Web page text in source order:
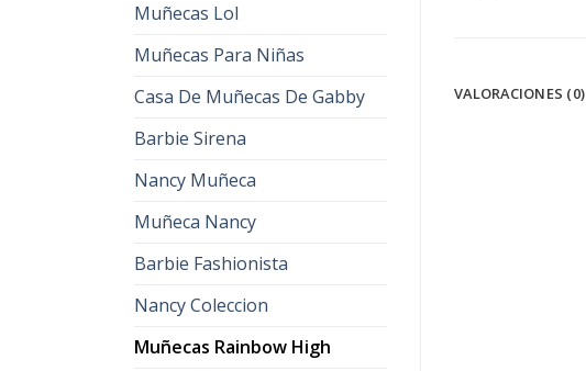
Muñecas Lol
Muñecas Para Niñas
Casa De Muñecas De Gabby
Barbie Sirena
Nancy Muñeca
Muñeca Nancy
Barbie Fashionista
Nancy Coleccion
Muñecas Rainbow High
VALORACIONES (0)